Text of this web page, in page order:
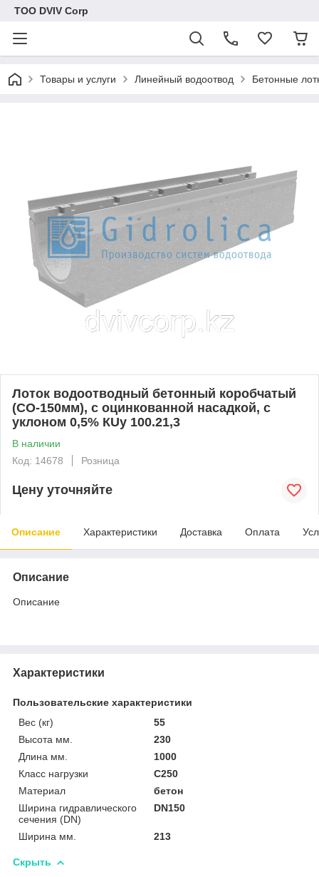
ТОО DVIV Corp
Товары и услуги Линейный водоотвод Бетонные
Лоток водоотводный бетонный коробчатый
(СО-150мм), с оцинкованной насадкой, с
уклоном 0,5% КUу 100.21,3
В наличии
Код: 14678
Розница
Цену уточняйте
Описание Характеристики Доставка Оплата
Описание
Описание
Характеристики
Пользовательские характеристики
Вес (кг)
55
Высота мм.
230
Длина мм.
1000
Класс нагрузки
C250
Материал
бетон
Ширина гидравлического
сечения (DN)
DN150
Ширина мм. 213
Скрыть